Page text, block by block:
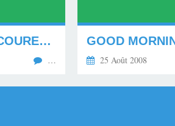
LA SOLITUDE DU COUREUR DE FOND. (29.08.08, PAPIER)
… 25 Août 2008